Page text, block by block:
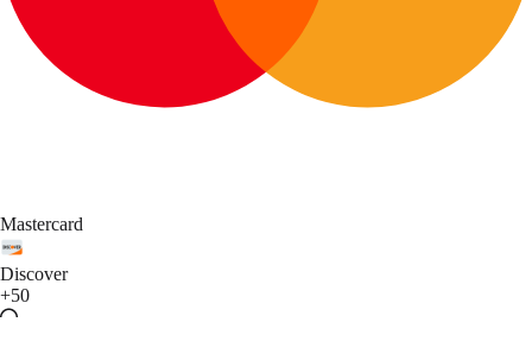
Mastercard
Discover
+50